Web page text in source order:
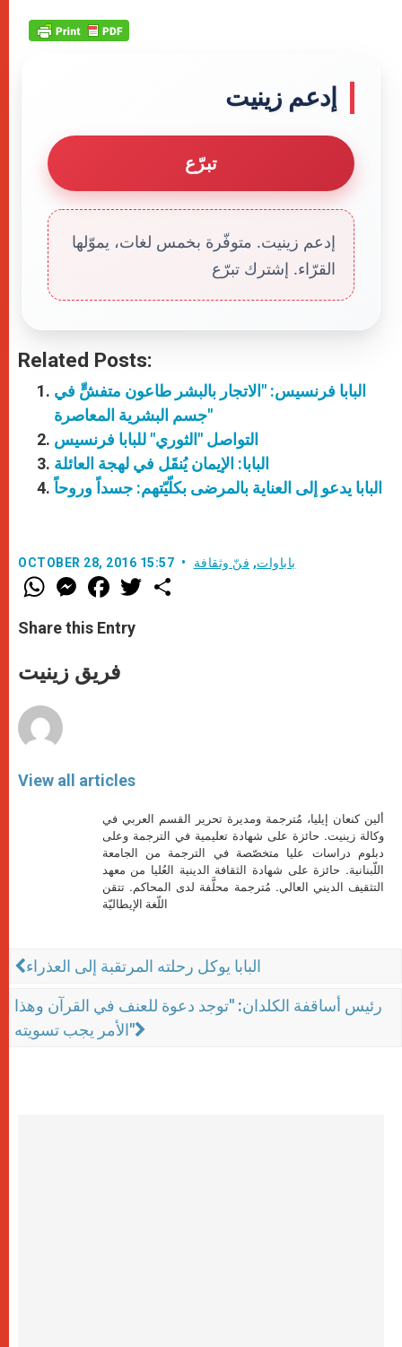
إدعم زينيت
تبرّع
إدعم زينيت. متوفّرة بخمس لغات، يموّلها
القرّاء. إشترك تبرّع
Related Posts:
البابا فرنسيس: "الاتجار بالبشر طاعون متفشٍّ في
جسم البشرية المعاصرة"
التواصل "الثوري" للبابا فرنسيس
البابا: الإيمان يُنقَل في لهجة العائلة
البابا يدعو إلى العناية بالمرضى بكلّيّتهم: جسداً وروحاً
OCTOBER 28, 2016 15:57 باباوات, فنّ وثقافة
W
h
t
s
p
p
M
e
s
e
g
e
F
a
e
b
o
k
w
Share this Entry
فريق زينيت
View all articles
ألين كنعان إيليا، مُترجمة ومديرة تحرير القسم العربي في
وكالة زينيت. حائزة على شهادة تعليمية في الترجمة وعلى
دبلوم دراسات عليا متخصّصة في الترجمة من الجامعة
اللّبنانية. حائزة على شهادة الثقافة الدينية العُليا من معهد
التثقيف الديني العالي. مُترجمة محلَّفة لدى المحاكم. تتقن
اللّغة الإيطاليّة
البابا يوكل رحلته المرتقبة إلى العذراء
رئيس أساقفة الكلدان: "توجد دعوة للعنف في القرآن وهذا
الأمر يجب تسويته"